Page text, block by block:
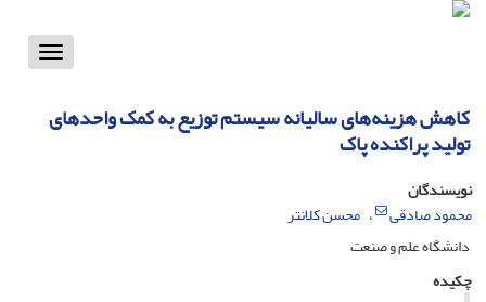
Toggle
کاهش هزینه‌های سالیانه سیستم توزیع به کمک واحدهای
تولید پراکنده پاک
نویسندگان
محمود صادقی
محسن کلانتر
دانشگاه علم و صنعت
چکیده